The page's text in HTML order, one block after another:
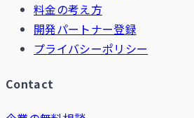
料金の考え方
開発パートナー登録
プライバシーポリシー
Contact